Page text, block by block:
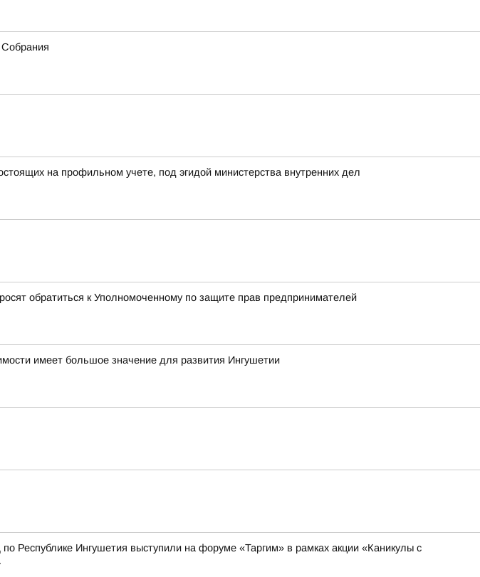
на профильном учете, под эгидой министерства внутренних дел
обратиться к Уполномоченному по защите прав предпринимателей
имеет большое значение для развития Ингушетии
Ингушетия выступили на форуме «Таргим» в рамках акции «Каникулы с